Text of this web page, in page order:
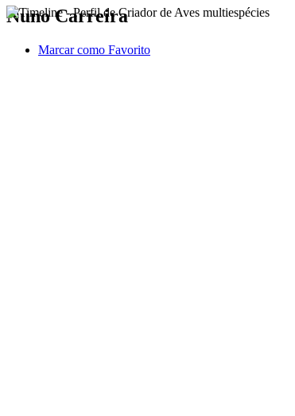
Nuno Carreira
Marcar como Favorito